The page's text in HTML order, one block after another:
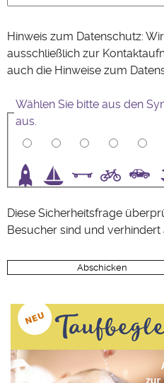
Hinweis zum Datenschutz:
ausschließlich zur
auch die Hinweise zum
Wählen Sie bitte aus den
aus.
Diese Sicherheitsfrage
Besucher sind und